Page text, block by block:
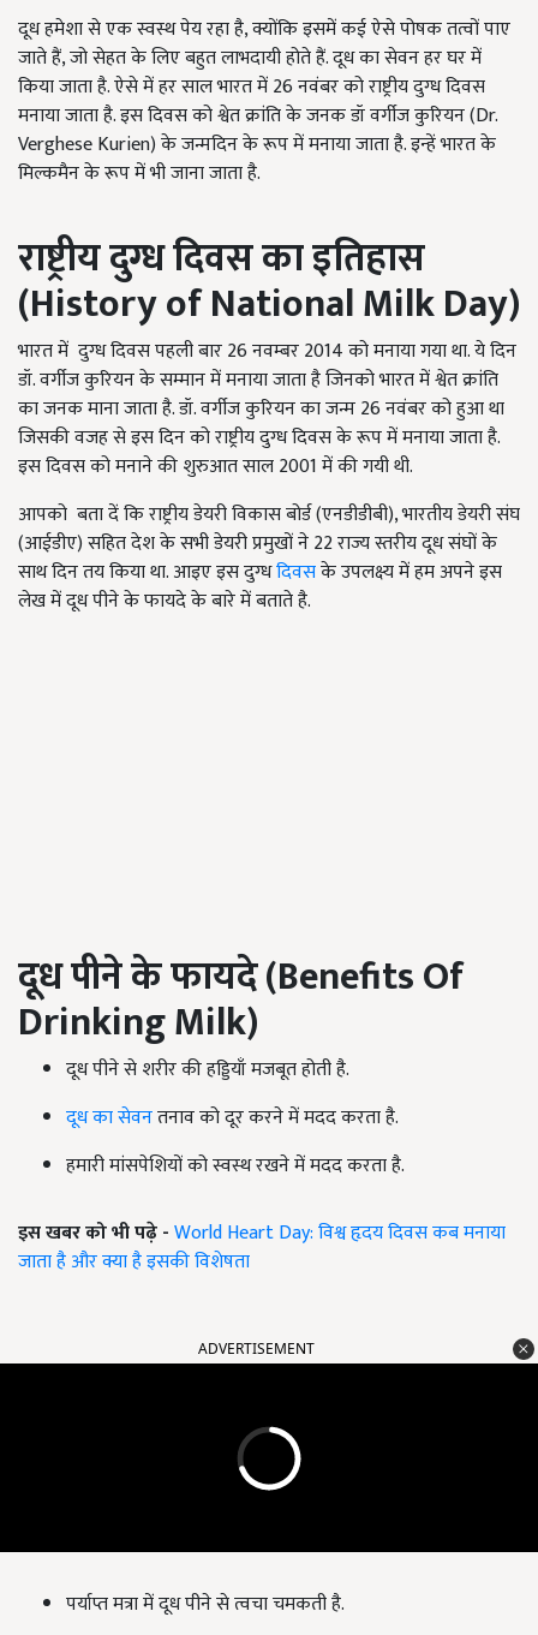
दूध हमेशा से एक स्वस्थ पेय रहा है, क्योंकि इसमें कई ऐसे पोषक तत्वों पाए
जाते हैं, जो सेहत के लिए बहुत लाभदायी होते हैं. दूध का सेवन हर घर में
किया जाता है. ऐसे में हर साल भारत में 26 नवंबर को राष्ट्रीय दुग्ध दिवस
मनाया जाता है. इस दिवस को श्वेत क्रांति के जनक डॉ वर्गीज कुरियन (Dr.
Verghese Kurien) के जन्मदिन के रूप में मनाया जाता है. इन्हें भारत के
मिल्कमैन के रूप में भी जाना जाता है.
राष्ट्रीय दुग्ध दिवस का इतिहास
(History of National Milk Day)
भारत में दुग्ध दिवस पहली बार 26 नवम्बर 2014 को मनाया गया था. ये दिन
डॉ. वर्गीज कुरियन के सम्मान में मनाया जाता है जिनको भारत में श्वेत क्रांति
का जनक माना जाता है. डॉ. वर्गीज कुरियन का जन्म 26 नवंबर को हुआ था
जिसकी वजह से इस दिन को राष्ट्रीय दुग्ध दिवस के रूप में मनाया जाता है.
इस दिवस को मनाने की शुरुआत साल 2001 में की गयी थी.
आपको बता दें कि राष्ट्रीय डेयरी विकास बोर्ड (एनडीडीबी), भारतीय डेयरी संघ
(आईडीए) सहित देश के सभी डेयरी प्रमुखों ने 22 राज्य स्तरीय दूध संघों के
साथ दिन तय किया था. आइए इस दुग्धदिवसके उपलक्ष्य में हम अपने इस
लेख में दूध पीने के फायदे के बारे में बताते है.
दूध पीने के फायदे (Benefits Of
Drinking Milk)
दूध पीने से शरीर की हड्डियाँ मजबूत होती है.
दूध का सेवनतनाव को दूर करने में मदद करता है.
हमारी मांसपेशियों को स्वस्थ रखने में मदद करता है.
इस खबर को भी पढ़े -World Heart Day: विश्व हृदय दिवस कब मनाया
जाता है और क्या है इसकी विशेषता
ADVERTISEMENT
पर्याप्त मत्रा में दूध पीने से त्वचा चमकती है.